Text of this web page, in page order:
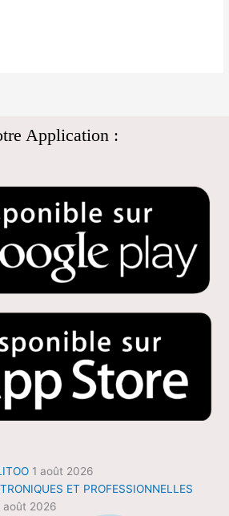
Application :
1 août 2026
ET PROFESSIONNELLES
août 2026